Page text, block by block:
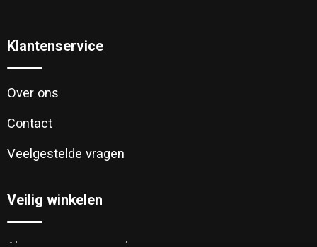
Klantenservice
Over ons
Contact
Veelgestelde vragen
Veilig winkelen